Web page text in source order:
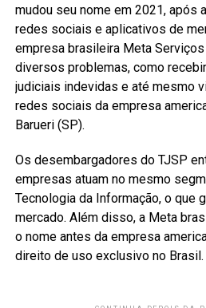
mudou seu nome em 2021, após
redes sociais e aplicativos de
empresa brasileira Meta
diversos problemas, como
judiciais indevidas e até mesmo
redes sociais da empresa
Barueri (SP).
Os desembargadores do TJSP
empresas atuam no mesmo
Tecnologia da Informação, o que
mercado. Além disso, a Meta
o nome antes da empresa
direito de uso exclusivo no Brasil.